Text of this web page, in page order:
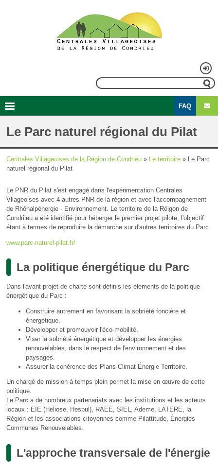
Rechercher
compte
de
Navigation
principale
menu
FAQ
Le Parc naturel régional du Pilat
Fil
d'Ariane
Centrales Villageoises de la Région de Condrieu Le territoire
Le Parc
naturel régional du Pilat
Le PNR du Pilat s'est engagé dans l'expérimentation Centrales
Vllageoises avec 4 autres PNR de la région et avec l'accompagnement
de Rhônalpénergie - Environnement. Le territoire de la Réigon de
Condriieu a été identifié pour héberger le premier projet pilote, l'objectif
étant à termes de reproduire la démarche sur d'autres territoires du Parc.
www.parc-naturel-pilat.fr/
La politique énergétique du Parc
Dans l'avant-projet de charte sont définis les éléments de la politique
énergétique du Parc :
Construire autrement en favorisant la sobriété foncière et
énergétique.
Développer et promouvoir l'éco-mobilité.
Viser la sobriété énergétique et développer les énergies
renouvelables, dans le respect de l'environnement et des
paysages.
Assurer la cohérence des Plans Climat Énergie Territoire.
Un chargé de mission à temps plein permet la mise en œuvre de cette
politique.
Le Parc a de nombreux partenariats avec les institutions et les acteurs
locaux : EIE (Heliose, Hespul), RAEE, SIEL, Ademe, LATERE, la
Région et les associations citoyennes comme Pilattitude, Énergies
Communes Renouvelables.
L'approche transversale de l'énergie